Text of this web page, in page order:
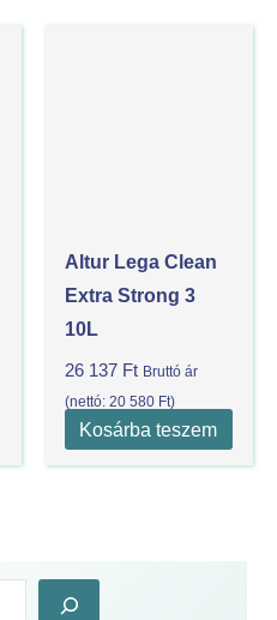
Altur Lega Clean
Extra Strong 3
10L
26 137 Ft Bruttó ár
(nettó: 20 580 Ft)
Kosárba teszem